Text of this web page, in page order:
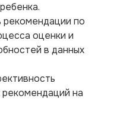
рекомендации по
оценки и
в данных
на